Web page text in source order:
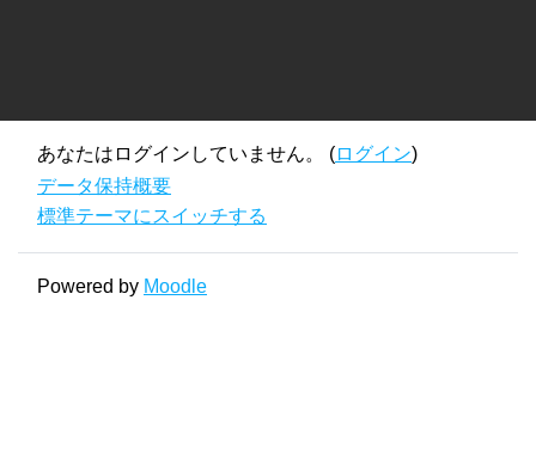
あなたはログインしていません。 (ログイン)
データ保持概要
標準テーマにスイッチする
Powered by Moodle